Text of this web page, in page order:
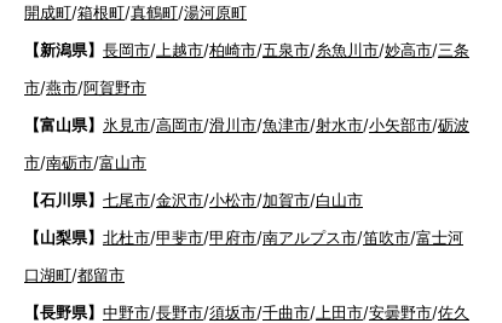
開成町/箱根町/真鶴町/湯河原町
【新潟県】 長岡市/ 上越市/柏崎市/五泉市/糸魚川市/妙高市/三条
市/燕市/阿賀野市
【富山県】 氷見市/高岡市/滑川市/魚津市/射水市/小矢部市/砺波
市/南砺市/富山市
【石川県】 七尾市/金沢市/小松市/加賀市/白山市
【山梨県】 北杜市/甲斐市/甲府市/南アルプス市/笛吹市/富士河
口湖町/都留市
【長野県】 中野市/長野市/須坂市/千曲市/ 上田市/安曇野市/佐久